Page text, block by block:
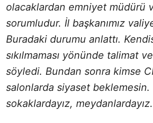
olacaklardan emniyet müdürü
sorumludur. İl başkanımız
Buradaki durumu anlattı.
sıkılmaması yönünde talimat
söyledi. Bundan sonra kimse
salonlarda siyaset beklemesin.
sokaklardayız, meydanlardayız.